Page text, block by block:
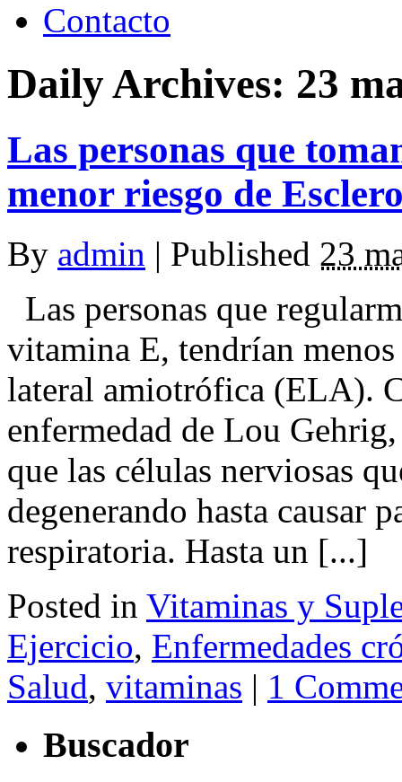
Contacto
Daily Archives: 23
Las personas que
menor riesgo de
By admin | Published 23
Las personas que
vitamina E, tendrían
lateral amiotrófica (ELA).
enfermedad de Lou
que las células nerviosas
degenerando hasta causar
respiratoria. Hasta un [...]
Posted in Vitaminas y
Ejercicio, Enfermedades
Salud, vitaminas | 1
Buscador